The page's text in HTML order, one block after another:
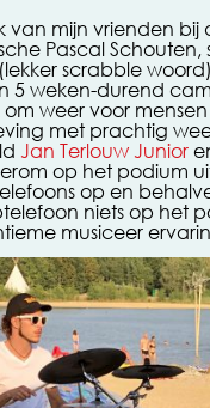
van mijn vrienden bij
Pascal
scrabble
5 weken-durend
weer voor
met prachtig
Jan Terlouw Junior
op het podium
op en
niets op het
musiceer